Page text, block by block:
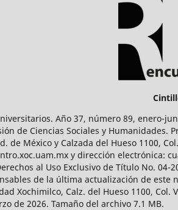
Año 37, número 89, enero-
de Ciencias Sociales y Humanidades.
de México y Calzada del Hueso 1100,
y dirección electrónica:
al Uso Exclusivo de Título No.
de la última actualización de
Xochimilco, Calz. del Hueso 1100,
de 2026. Tamaño del archivo 7.1 MB.